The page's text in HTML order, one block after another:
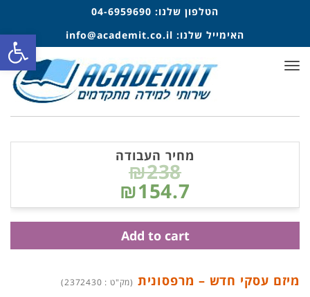
הטלפון שלנו: 04-6959690
האימייל שלנו: info@academit.co.il
תפריט
מיזם עסקי חדש – מרפסונית (מק"ט : 2372430)
מחיר העבודה
₪238
₪154.7
Add to cart
פתח